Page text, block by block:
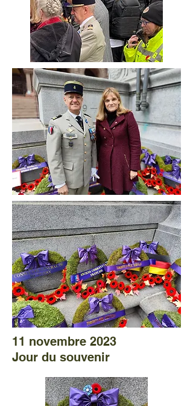
11 novembre 2023
Jour du souvenir